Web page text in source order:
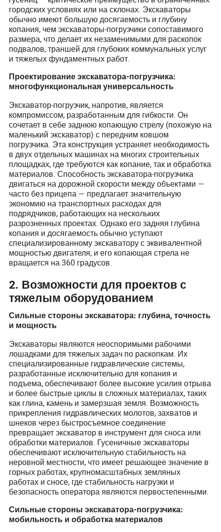
городских условиях или на склонах. Экскаваторы
обычно имеют большую досягаемость и глубину
копания, чем экскаваторы-погрузчики сопоставимого
размера, что делает их незаменимыми для раскопок
подвалов, траншей для глубоких коммунальных услуг
и тяжелых фундаментных работ.
Проектирование экскаватора-погрузчика:
многофункциональная универсальность
Экскаватор-погрузчик, напротив, является
компромиссом, разработанным для гибкости. Он
сочетает в себе заднюю копающую стрелу (похожую на
маленький экскаватор) с передним ковшом
погрузчика. Эта конструкция устраняет необходимость
в двух отдельных машинах на многих строительных
площадках, где требуются как копание, так и обработка
материалов. Способность экскаватора-погрузчика
двигаться на дорожной скорости между объектами —
часто без прицепа — предлагает значительную
экономию на транспортных расходах для
подрядчиков, работающих на нескольких
разрозненных проектах. Однако его задняя глубина
копания и досягаемость обычно уступают
специализированному экскаватору с эквивалентной
мощностью двигателя, и его копающая стрела не
вращается на 360 градусов.
2. Возможности для проектов с
тяжелым оборудованием
Сильные стороны экскаватора: глубина, точность
и мощность
Экскаваторы являются неоспоримыми рабочими
лошадками для тяжелых задач по раскопкам. Их
специализированные гидравлические системы,
разработанные исключительно для копания и
подъема, обеспечивают более высокие усилия отрыва
и более быстрые циклы в сложных материалах, таких
как глина, камень и замерзшая земля. Возможность
прикрепления гидравлических молотов, захватов и
шнеков через быстросъемное соединение
превращает экскаватор в инструмент для сноса или
обработки материалов. Гусеничные экскаваторы
обеспечивают исключительную стабильность на
неровной местности, что имеет решающее значение в
горных работах, крупномасштабных земляных
работах и сносе, где стабильность нагрузки и
безопасность оператора являются первостепенными.
Сильные стороны экскаватора-погрузчика:
мобильность и обработка материалов